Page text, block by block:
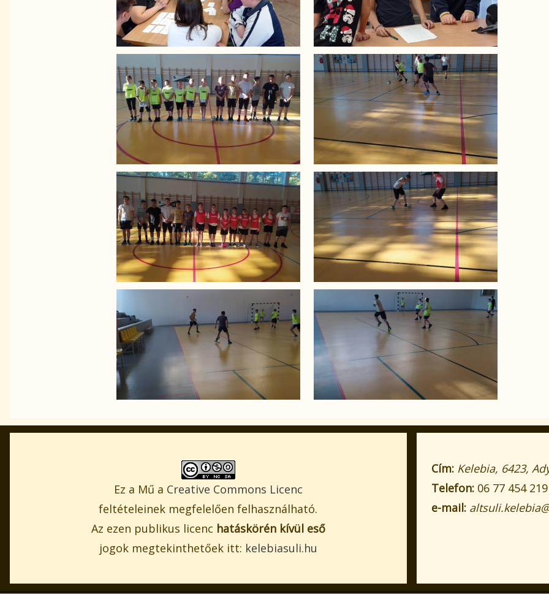
Image
Image Image
Ez a Mű a Creative Commons Licenc
feltételeinek megfelelően felhasználható.
Az ezen publikus licenc hatáskörén kívül eső
jogok megtekinthetőek itt: kelebiasuli.hu
Cím: Kelebia, 6423,
Telefon: 06 77 454 219
e-mail: